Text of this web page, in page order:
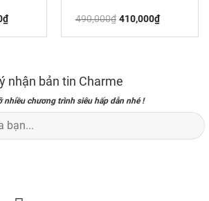
₫Giá
hiện
490,000₫ Giá
gốc
410,000₫Giá
hiện
nhận bản tin Charme
nhiều chương trình siêu hấp dẫn nhé !